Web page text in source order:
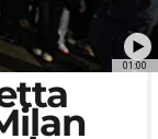
01:00